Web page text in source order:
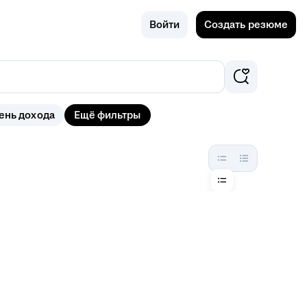
Войти Создать резюме
дохода Ещё фильтры